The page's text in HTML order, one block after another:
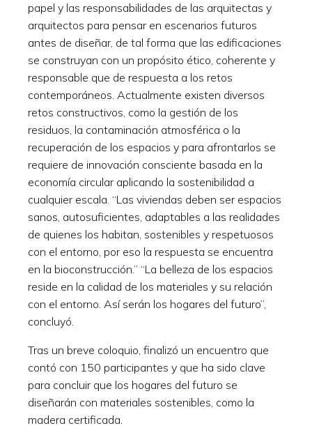
papel y las responsabilidades de las arquitectas y
arquitectos para pensar en escenarios futuros
antes de diseñar, de tal forma que las edificaciones
se construyan con un propósito ético, coherente y
responsable que de respuesta a los retos
contemporáneos. Actualmente existen diversos
retos constructivos, como la gestión de los
residuos, la contaminación atmosférica o la
recuperación de los espacios y para afrontarlos se
requiere de innovación consciente basada en la
economía circular aplicando la sostenibilidad a
cualquier escala. “Las viviendas deben ser espacios
sanos, autosuficientes, adaptables a las realidades
de quienes los habitan, sostenibles y respetuosos
con el entorno, por eso la respuesta se encuentra
en la bioconstrucción.” “La belleza de los espacios
reside en la calidad de los materiales y su relación
con el entorno. Así serán los hogares del futuro”,
concluyó.
Tras un breve coloquio, finalizó un encuentro que
contó con 150 participantes y que ha sido clave
para concluir que los hogares del futuro se
diseñarán con materiales sostenibles, como la
madera certificada.